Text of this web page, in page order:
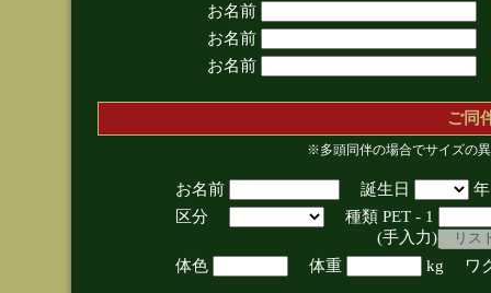
お名前
お名前
お名前
ご同
※多頭同伴の場合でサイズの
お名前 誕生日
区分
種類 PET - 1
(手入力)
体色
体重 kg ワ